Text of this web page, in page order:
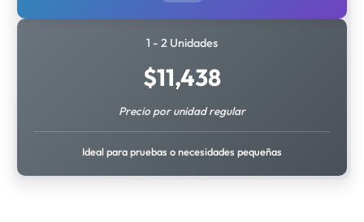
1 - 2 Unidades
$11,438
Precio por unidad regular
Ideal para pruebas o necesidades pequeñas